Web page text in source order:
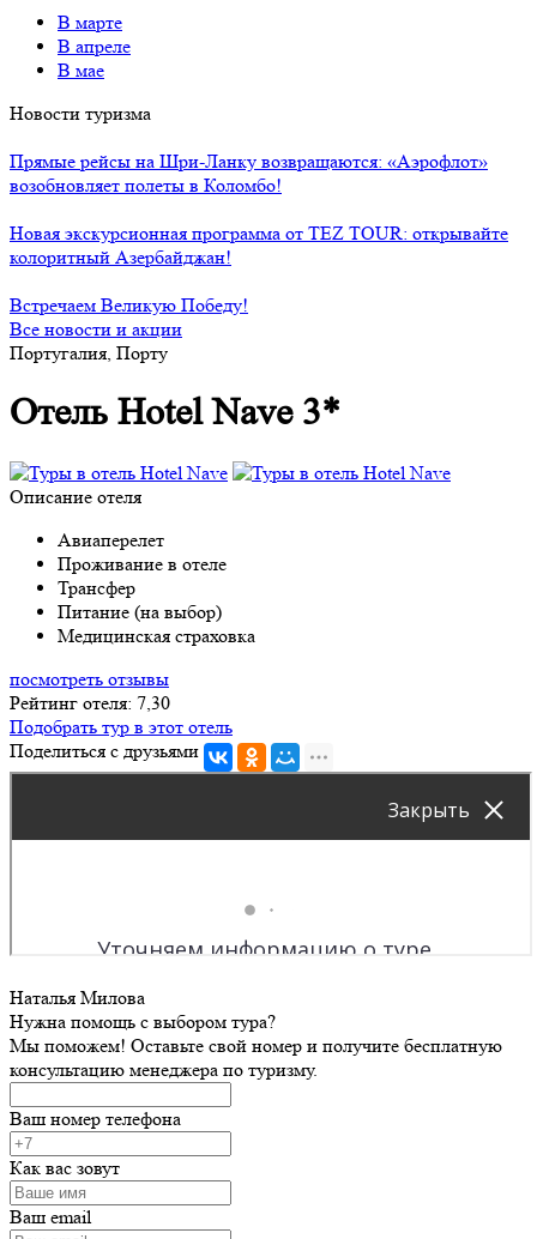
В марте
В апреле
В мае
Новости туризма
Прямые рейсы на Шри-Ланку возвращаются: «Аэрофлот»
возобновляет полеты в Коломбо!
Новая экскурсионная программа от TEZ TOUR: открывайте
колоритный Азербайджан!
Встречаем Великую Победу!
Все новости и акции
Португалия, Порту
Отель Hotel Nave 3*
Описание отеля
Авиаперелет
Проживание в отеле
Трансфер
Питание (на выбор)
Медицинская страховка
посмотреть отзывы
Рейтинг отеля: 7,30
Подобрать тур в этот отель
Поделиться с друзьями
Наталья Милова
Нужна помощь с выбором тура?
Мы поможем! Оставьте свой номер и получите бесплатную
консультацию менеджера по туризму.
Ваш номер телефона
Как вас зовут
Ваш email